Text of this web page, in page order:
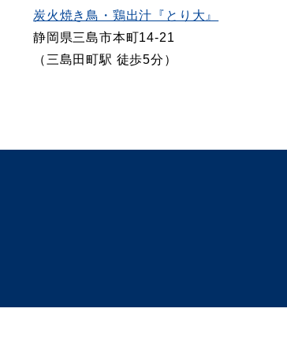
炭火焼き鳥・鶏出汁『とり大』
静岡県三島市本町14-21
（三島田町駅 徒歩5分）